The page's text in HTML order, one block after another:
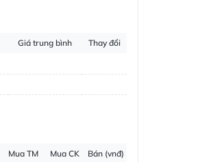
Giá trung bình
Thay đổi
Mua TM Mua CK
Bán (vnđ)